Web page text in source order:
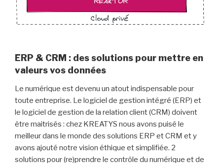
ERP & CRM : des solutions pour mettre en
valeurs vos données
Le numérique est devenu un atout indispensable pour
toute entreprise. Le logiciel de gestion intégré (ERP) et
le logiciel de gestion de la relation client (CRM) doivent
être maitrisés : chez KREATYS nous avons puisé le
meilleur dans le monde des solutions ERP et CRM et y
avons ajouté notre vision éthique et simplifiée. 2
solutions pour (re)prendre le contrôle du numérique et de